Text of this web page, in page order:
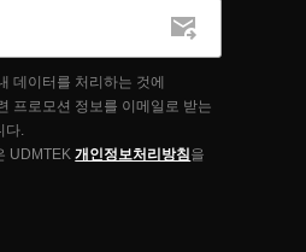
데이터를 처리하는 것에
프로모션 정보를 이메일로 받는
다.
UDMTEK개인정보처리방침을